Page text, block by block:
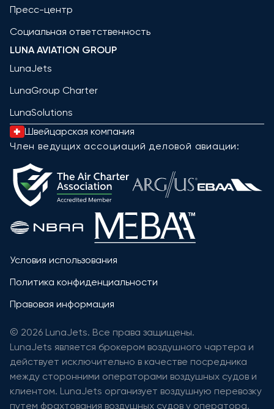
Пресс-центр
Социальная ответственность
LUNA AVIATION GROUP
LunaJets
LunaGroup Charter
LunaSolutions
Швейцарская компания
Член ведущих ассоциаций деловой авиации:
Условия использования
Политика конфиденциальности
Правовая информация
© 2026 LunaJets. Все права защищены.
LunaJets является брокером воздушного чартера и
действует исключительно в качестве посредника
между сторонними операторами воздушных судов и
клиентом. LunaJets организует воздушную перевозку
путем фрахтования воздушных судов у оператора,